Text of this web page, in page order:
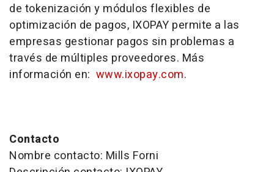
de tokenización y módulos flexibles de
optimización de pagos, IXOPAY permite a las
empresas gestionar pagos sin problemas a
través de múltiples proveedores. Más
información en: www.ixopay.com.
Contacto
Nombre contacto: Mills Forni